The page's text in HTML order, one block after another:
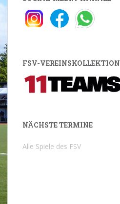
FSV-VEREINSKOLLEKTION
NÄCHSTE TERMINE
Alle Spiele des FSV